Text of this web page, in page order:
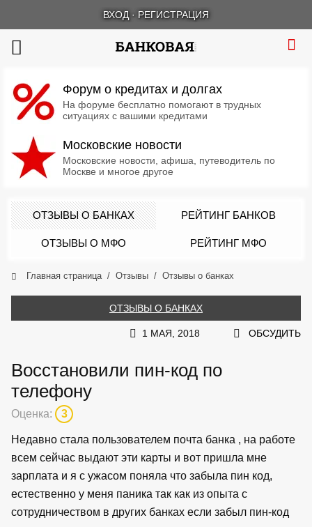
ВХОД · РЕГИСТРАЦИЯ
Форум о кредитах и долгах
На форуме бесплатно помогают в трудных
ситуациях с вашими кредитами
Московские новости
Московские новости, афиша, путеводитель по
Москве и многое другое
ОТЗЫВЫ О БАНКАХ РЕЙТИНГ БАНКОВ
ОТЗЫВЫ О МФО РЕЙТИНГ МФО
Главная страница Отзывы Отзывы о банках
ОТЗЫВЫ О БАНКАХ
1 МАЯ, 2018 ОБСУДИТЬ
Восстановили пин-код по
телефону
Оценка: 3
Недавно стала пользователем почта банка , на работе
всем сейчас выдают эти карты и вот пришла мне
зарплата и я с ужасом поняла что забыла пин код,
естественно у меня паника так как из опыта с
сотрудничеством в других банках если забыл пин-код